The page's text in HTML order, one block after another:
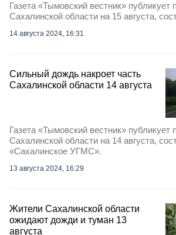
Газета «Тымовский вестник» публикует
Сахалинской области на 15 августа,
14 августа 2024, 16:31
Сильный дождь накроет часть
Сахалинской области 14 августа
Газета «Тымовский вестник» публикует
Сахалинской области на 14 августа,
«Сахалинское УГМС».
13 августа 2024, 16:29
Жители Сахалинской области
ожидают дожди и туман 13
августа